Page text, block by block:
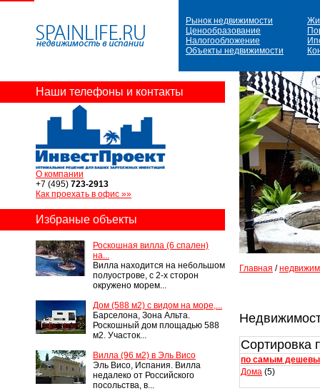
Рынок недвижимости
Ценообразование
Налогообложение
Объекты недвижимости
Наши телефоны и контакты
О компании
+7 (495) 723-2913
Как проехать в офис »»
Избраные объекты
Роскошная вилла (6 спален)
на...
Вилла находится на небольшом
полуострове, с 2-х сторон
окружено морем...
Дом (588 м2) с видом на море,...
Барселона, Зона Альта.
Роскошный дом площадью 588
м2. Участок...
Вилла (96 м2) в Эль Висо
Эль Висо, Испания. Вилла
недалеко от Российского
посольства, в...
Главная /
Сортировка
по самым
Дома (5)